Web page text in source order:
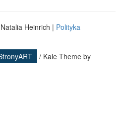
Heinrich | Polityka
/ Kale Theme by